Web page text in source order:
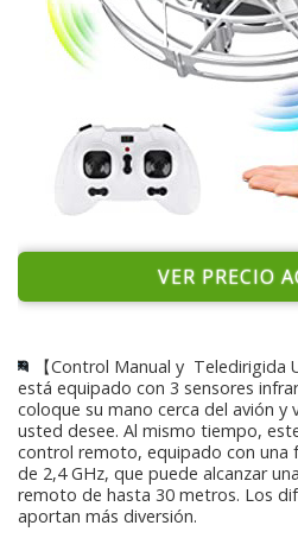
VER PRECIO
【Control Manual y Teledirigida
está equipado con 3 sensores
coloque su mano cerca del avión y
usted desee. Al mismo tiempo,
control remoto, equipado con una
de 2,4 GHz, que puede alcanzar
remoto de hasta 30 metros. Los
aportan más diversión.